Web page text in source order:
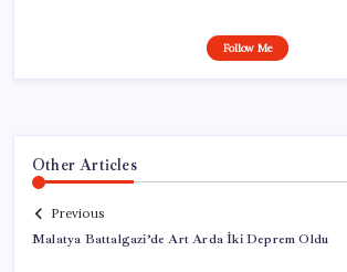
Follow Me
Other Articles
Previous
Malatya Battalgazi’de Art Arda İki Deprem Oldu